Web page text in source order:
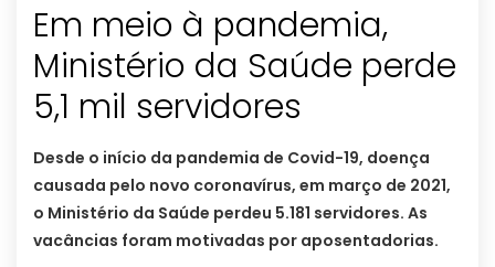
Em meio à pandemia,
Ministério da Saúde perde
5,1 mil servidores
Desde o início da pandemia de Covid-19, doença
causada pelo novo coronavírus, em março de 2021,
o Ministério da Saúde perdeu 5.181 servidores. As
vacâncias foram motivadas por aposentadorias.